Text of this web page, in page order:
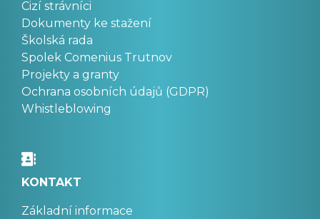
Cizí strávníci
Dokumenty ke stažení
Školská rada
Spolek Comenius Trutnov
Projekty a granty
Ochrana osobních údajů (GDPR)
Whistleblowing
KONTAKT
Základní informace